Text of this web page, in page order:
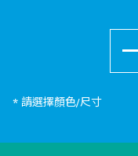
* 請選擇顏色/尺寸